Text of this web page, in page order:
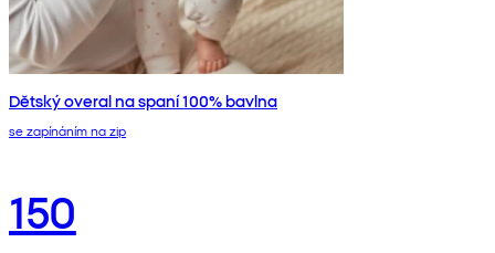
Dětský overal na spaní 100% bavlna
se zapínáním na zip
150